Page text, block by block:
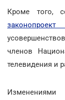
Кроме того,
членов
телевидения и